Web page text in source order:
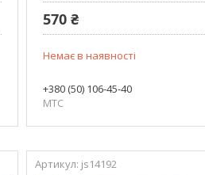
570 ₴
Немає в наявності
+380 (50) 106-45-40
МТС
js14192